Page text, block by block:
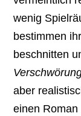
wenig
bestimmen
beschnitten
aber
einen